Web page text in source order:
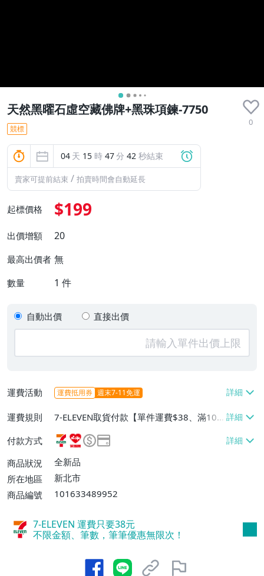
天然黑曜石虛空藏佛牌+黑珠項鍊-7750
0
競標
04 天 15 時 47分 40 秒結束
賣家可提前結束 / 拍賣時間會自動延長
起標價格 $199
出價增額 20
最高出價者 無
數量 1 件
自動出價 直接出價
運費活動 運費抵用券 週末7-11免運
運費規則
7-ELEVEN取貨付款【單件運費$38、滿100
件或消費滿$20000免運費】、萊爾富取貨
付款【單件運費$60、滿100件或消費滿$2
0000免運費】、郵局掛號【單件運費$40、
滿100件或消費滿$20000免運費】
付款方式
商品狀況
全新品
所在地區
新北市
商品編號
101633489952
7-ELEVEN 運費只要38元
不限金額、筆數，筆筆優惠無限次！